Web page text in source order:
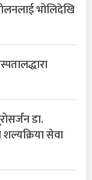
भोलिदेखि
डा.
सेवा